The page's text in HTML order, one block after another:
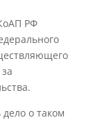
РФ
о таком